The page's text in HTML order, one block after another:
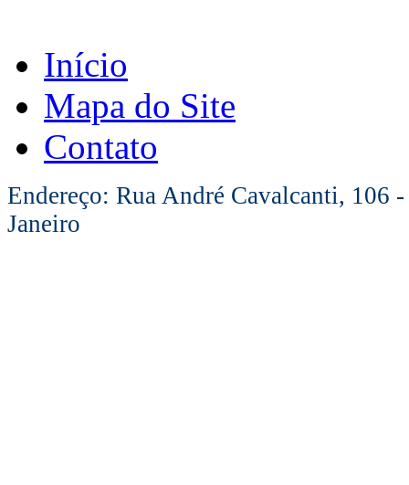
Início
Mapa do Site
Contato
Endereço: Rua André Cavalcanti, 106
Janeiro